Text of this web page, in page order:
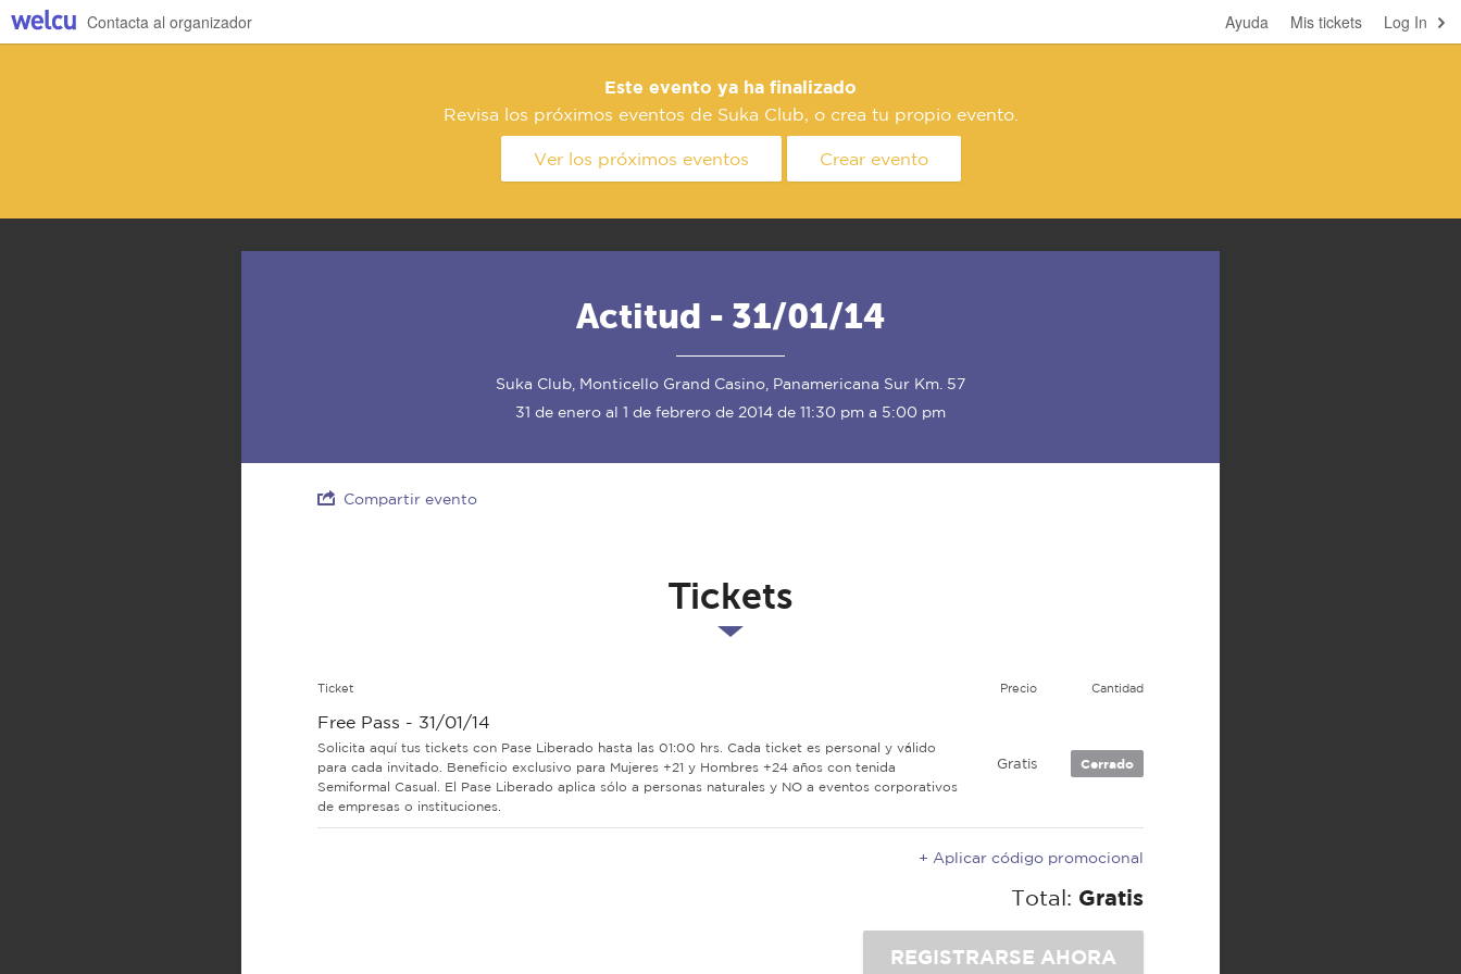
Log In
Mis tickets
Ayuda
Contacta al organizador
Este evento ya ha finalizado
Revisa los próximos eventos de Suka Club, o crea tu propio evento.
Ver los próximos eventos Crear evento
Actitud - 31/01/14
Suka Club, Monticello Grand Casino, Panamericana Sur Km. 57
31 de enero al 1 de febrero de 2014 de 11:30 pm a 5:00 pm
Compartir evento
Tickets
Ticket Precio Cantidad
Free Pass - 31/01/14
Solicita aquí tus tickets con Pase Liberado hasta las 01:00 hrs. Cada ticket es personal y válido
para cada invitado. Beneficio exclusivo para Mujeres +21 y Hombres +24 años con tenida
Semiformal Casual. El Pase Liberado aplica sólo a personas naturales y NO a eventos corporativos
de empresas o instituciones.
Gratis Cerrado
+ Aplicar código promocional
Total: Gratis